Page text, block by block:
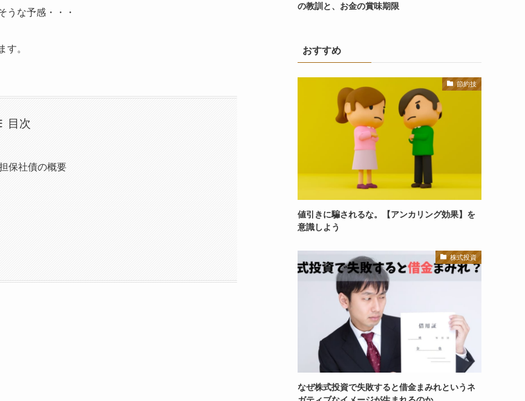
うな予感・・・
す。
目次
保社債の概要
の教訓と、お金の賞味期限
おすすめ
節約技
値引きに騙されるな。【アンカリング効果】を
意識しよう
株式投資
なぜ株式投資で失敗すると借金まみれというネ